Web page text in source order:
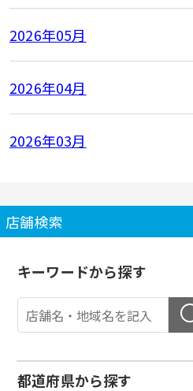
2026年05月
2026年04月
2026年03月
店舗検索
キーワードから探す
都道府県から探す